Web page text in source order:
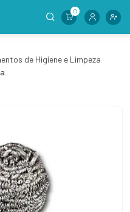
0
de Higiene e Limpeza